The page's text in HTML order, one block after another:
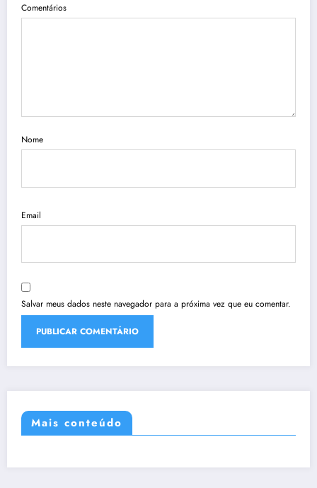
Comentários
Nome
Email
Salvar meus dados neste navegador para a próxima vez que eu comentar.
Mais conteúdo